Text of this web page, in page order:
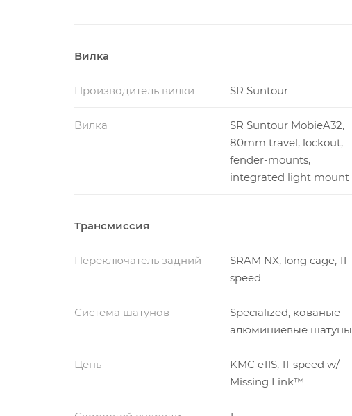
Вилка
Производитель вилки SR Suntour
Вилка
SR Suntour MobieA32,
80mm travel, lockout,
fender-mounts,
integrated light mount
Трансмиссия
Переключатель задний
SRAM NX, long cage, 11-
speed
Система шатунов
Specialized, кованые
алюминиевые шатуны
Цепь
KMC e11S, 11-speed w/
Missing Link™